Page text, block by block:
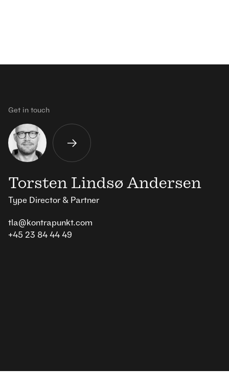
Get in touch
Torsten Lindsø Andersen
Type Director & Partner
tla@kontrapunkt.com
+45 23 84 44 49